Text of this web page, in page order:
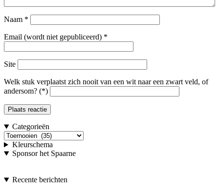
Naam *
Email (wordt niet gepubliceerd) *
Site
Welk stuk verplaatst zich nooit van een wit naar een zwart veld, of
andersom? (*)
Categorieën
Categorieën
Kleurschema
Sponsor het Spaarne
Recente berichten